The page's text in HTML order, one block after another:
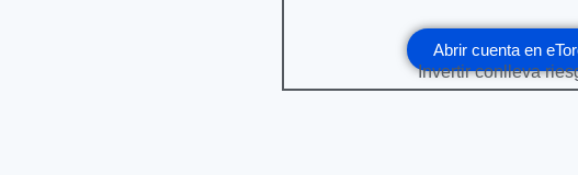
Abrir cuenta en
Invertir conlleva